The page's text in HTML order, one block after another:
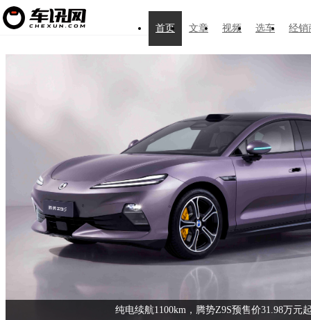
首页 文章 视频 选车 经销
纯电续航1100km，腾势Z9S预售价31.98万元